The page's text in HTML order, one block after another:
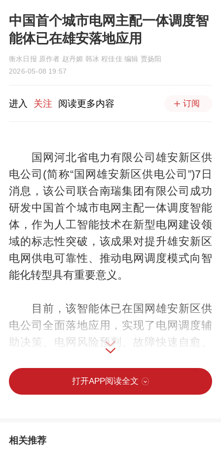
中国首个城市电网主配一体调度智
能体已在雄安落地应用
衡水日报 原作者 赵丹媚 韩冰 程佳佳 编辑 贾扬阳
2026-05-08 19:57
进入 关注 阅读更多内容 订阅
国网河北省电力有限公司雄安新区供
电公司(简称“国网雄安新区供电公司”)7日
消息，该公司联合南瑞集团有限公司成功
研发中国首个城市电网主配一体调度智能
体，作为人工智能技术在新型电网建设领
域的标志性突破，该成果对提升雄安新区
电网供电可靠性、推动电网调度模式向智
能化转型具有重要意义。
目前，该智能体已在国网雄安新区供
电公司全面落地应用，实现了电网调度辅
助决策、电网风险预判、故障快速自愈、
工分析与应急处置效率，进一步筑牢了电
网供电可靠性防线。
障时，该智能体可快速融合主网、配网、
打开APP阅读全文
相关推荐